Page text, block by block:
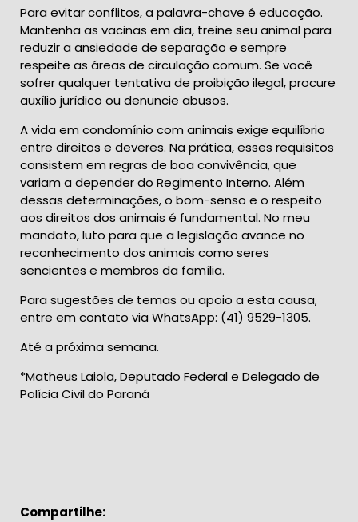
Para evitar conflitos, a palavra-chave é educação.
Mantenha as vacinas em dia, treine seu animal para
reduzir a ansiedade de separação e sempre
respeite as áreas de circulação comum. Se você
sofrer qualquer tentativa de proibição ilegal, procure
auxílio jurídico ou denuncie abusos.
A vida em condomínio com animais exige equilíbrio
entre direitos e deveres. Na prática, esses requisitos
consistem em regras de boa convivência, que
variam a depender do Regimento Interno. Além
dessas determinações, o bom-senso e o respeito
aos direitos dos animais é fundamental. No meu
mandato, luto para que a legislação avance no
reconhecimento dos animais como seres
sencientes e membros da família.
Para sugestões de temas ou apoio a esta causa,
entre em contato via WhatsApp: (41) 9529-1305.
Até a próxima semana.
*Matheus Laiola, Deputado Federal e Delegado de
Polícia Civil do Paraná
Compartilhe: